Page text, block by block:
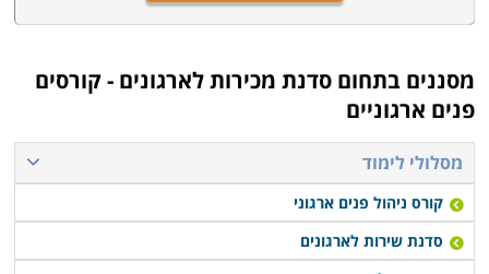
מסננים בתחום סדנת מכירות לארגונים - קורסים
פנים ארגוניים
מסלולי לימוד
קורס ניהול פנים ארגוני
סדנת שירות לארגונים